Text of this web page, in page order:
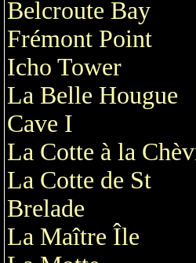
Belcroute Bay
Frémont Point
Icho Tower
La Belle Hougue
Cave I
La Cotte à la
La Cotte de St
Brelade
La Maître Île